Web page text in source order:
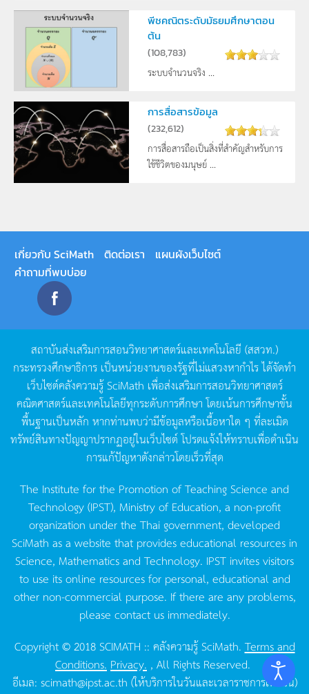
พีชคณิตระดับมัธยมศึกษาตอน
ต้น
(108,783)
ระบบจำนวนจริง ...
การสื่อสารข้อมูล
(232,612)
การสื่อสารถือเป็นสิ่งที่สำคัญสำหรับการ
ใช้ชีวิตของมนุษย์ ...
เกี่ยวกับ SciMath ติดต่อเรา
แผนผังเว็บไซต์
คำถามที่พบบ่อย
สถาบันส่งเสริมการสอนวิทยาศาสตร์และเทคโนโลยี (สสวท.)
กระทรวงศึกษาธิการ เป็นหน่วยงานของรัฐที่ไม่แสวงหากำไรได้จัดทำ
เว็บไซต์คลังความรู้SciMath เพื่อส่งเสริมการสอนวิทยาศาสตร์
คณิตศาสตร์และเทคโนโลยีทุกระดับการศึกษา โดยเน้นการศึกษาขั้น
พื้นฐานเป็นหลัก หากท่านพบว่ามีข้อมูลหรือเนื้อหาใด ๆ ที่ละเมิด
ทรัพย์สินทางปัญญาปรากฏอยู่ในเว็บไซต์โปรดแจ้งให้ทราบเพื่อดำเนิน
การแก้ปัญหาดังกล่าวโดยเร็วที่สุด
The Institute for the Promotion of Teaching Science and
Technology (IPST), Ministry of Education, a non-profit
organization under the Thai government, developed
SciMath as a website that provides educational resources in
Science, Mathematics and Technology. IPST invites visitors
to use its online resources for personal, educational and
other non-commercial purpose. If there are any problems,
please contact us immediately.
Copyright © 2018 SCIMATH :: คลังความรู้ SciMath.Terms and
Conditions. Privacy. , All Rights Reserved.
อีเมล: scimath@ipst.ac.th (ให้บริการในวันและเวลาราชการเท่านั้น)